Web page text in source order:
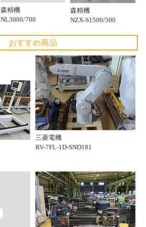
森精機
NL3000/700
森精機
NZX-S1500/500
おすすめ商品
三菱電機
RV-7FL-1D-SND181